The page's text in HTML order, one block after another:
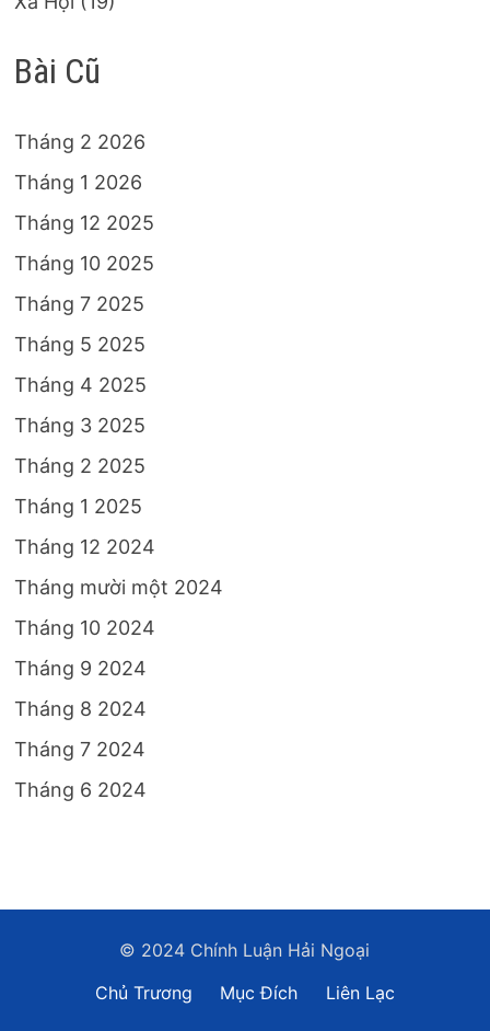
Bài Cũ
Tháng 2 2026
Tháng 1 2026
Tháng 12 2025
Tháng 10 2025
Tháng 7 2025
Tháng 5 2025
Tháng 4 2025
Tháng 3 2025
Tháng 2 2025
Tháng 1 2025
Tháng 12 2024
Tháng mười một 2024
Tháng 10 2024
Tháng 9 2024
Tháng 8 2024
Tháng 7 2024
Tháng 6 2024
© 2024 Chính Luận Hải Ngoại
Chủ Trương
Mục Đích Liên Lạc